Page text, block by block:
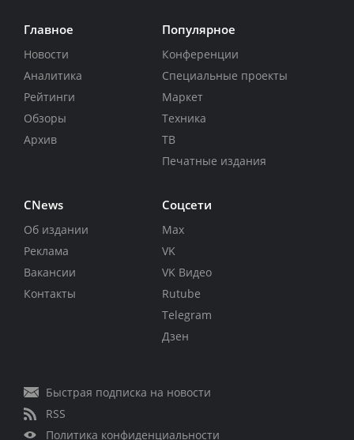
Главное
Новости
Аналитика
Рейтинги
Обзоры
Архив
Популярное
Конференции
Специальные проекты
Маркет
Техника
ТВ
Печатные издания
CNews
Об издании
Реклама
Вакансии
Контакты
Соцсети
Max
VK
VK Видео
Rutube
Telegram
Дзен
Быстрая подписка на новости
RSS
Политика конфиденциальности